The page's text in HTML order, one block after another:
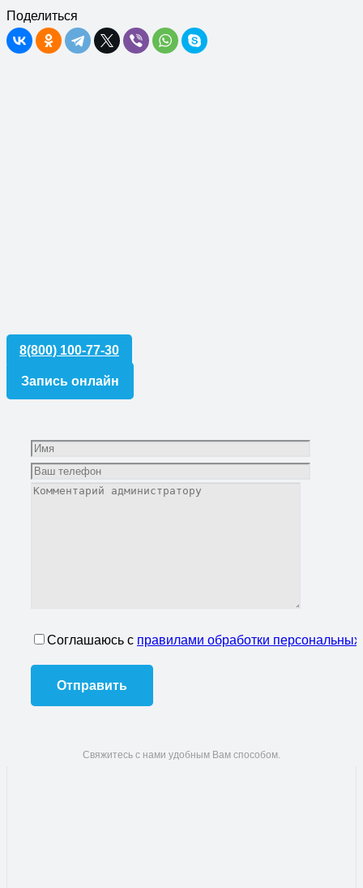
Поделиться
8(800) 100-77-30
Запись онлайн
Соглашаюсь с правилами обработки
Свяжитесь с нами удобным Вам способом.